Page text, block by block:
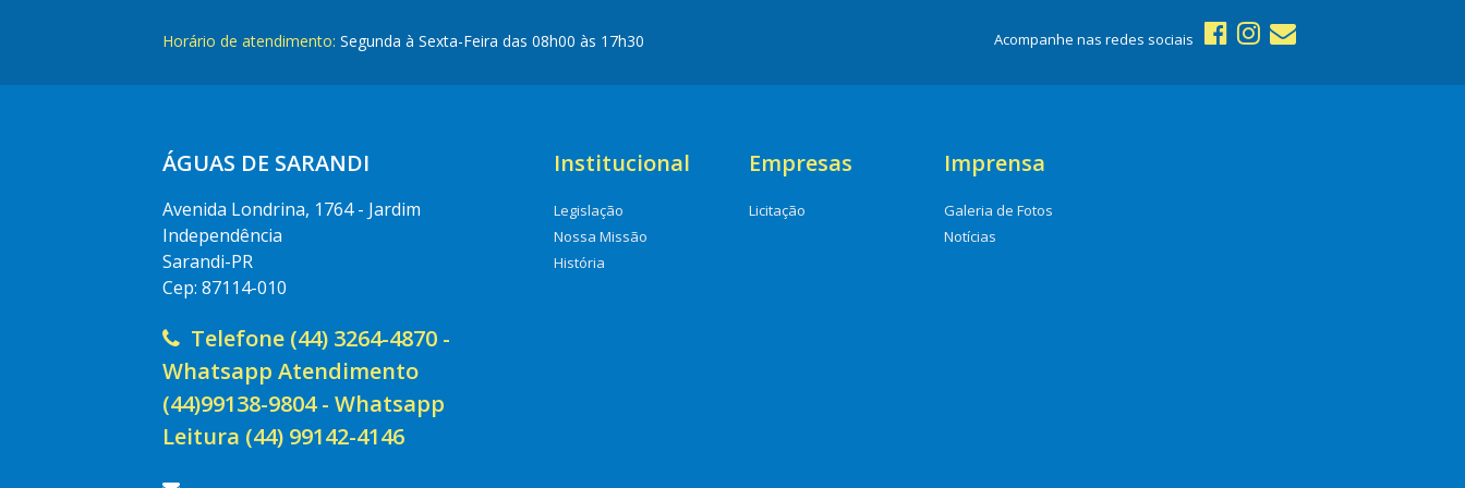
Horário de atendimento: Segunda à Sexta-Feira das 08h00 às 17h30 Acompanhe nas redes sociais
ÁGUAS DE SARANDI
Avenida Londrina, 1764 - Jardim
Independência
Sarandi-PR
Cep: 87114-010
Telefone (44) 3264-4870 -
Whatsapp Atendimento
(44)99138-9804 - Whatsapp
Leitura (44) 99142-4146
Institucional
Legislação
Nossa Missão
História
Empresas
Licitação
Imprensa
Galeria de Fotos
Notícias